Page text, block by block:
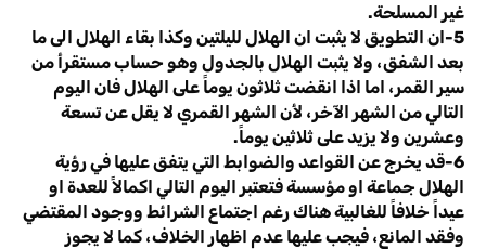
غير المسلحة.
5-ان التطويق لا يثبت ان الهلال لليلتين وكذا بقاء الهلال الى ما
بعد الشفق، ولا يثبت الهلال بالجدول وهو حساب مستقرأ من
سير القمر، اما اذا انقضت ثلاثون يوماً على الهلال فان اليوم
التالي من الشهر الآخر، لأن الشهر القمري لا يقل عن تسعة
وعشرين ولا يزيد على ثلاثين يوماً.
6-قد يخرج عن القواعد والضوابط التي يتفق عليها في رؤية
الهلال جماعة او مؤسسة فتعتبر اليوم التالي اكمالاً للعدة او
عيداً خلافاً للغالبية هناك رغم اجتماع الشرائط ووجود المقتضي
وفقد المانع، فيجب عليها عدم اظهار الخلاف، كما لا يجوز